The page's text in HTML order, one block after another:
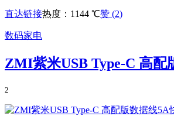
直达链接热度：1144 ℃赞 (2)
数码家电
ZMI紫米USB Type-C 高配
2